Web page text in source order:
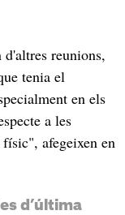
reunions,
tenia el
en els
a les
afegeixen en
d’última